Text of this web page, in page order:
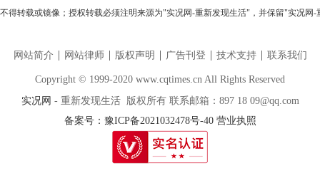
不得转载或镜像；授权转载必须注明来源为"实况网-重新发现生活"，并保留"实况网
网站简介 网站律师 版权声明 广告刊登 技术支持 联系我们
Copyright © 1999-2020 www.cqtimes.cn All Rights Reserved
实况网 - 重新发现生活 版权所有 联系邮箱：897 18 09@qq.com
备案号：豫ICP备2021032478号-40 营业执照